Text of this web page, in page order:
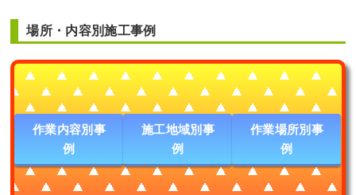
場所・内容別施工事例
作業内容別事
例
施工地域別事
例
作業場所別事
例